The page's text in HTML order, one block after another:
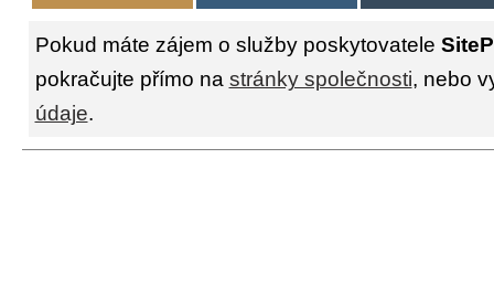
Pokud máte zájem o služby poskytovatele
pokračujte přímo na stránky společnosti, nebo
údaje.